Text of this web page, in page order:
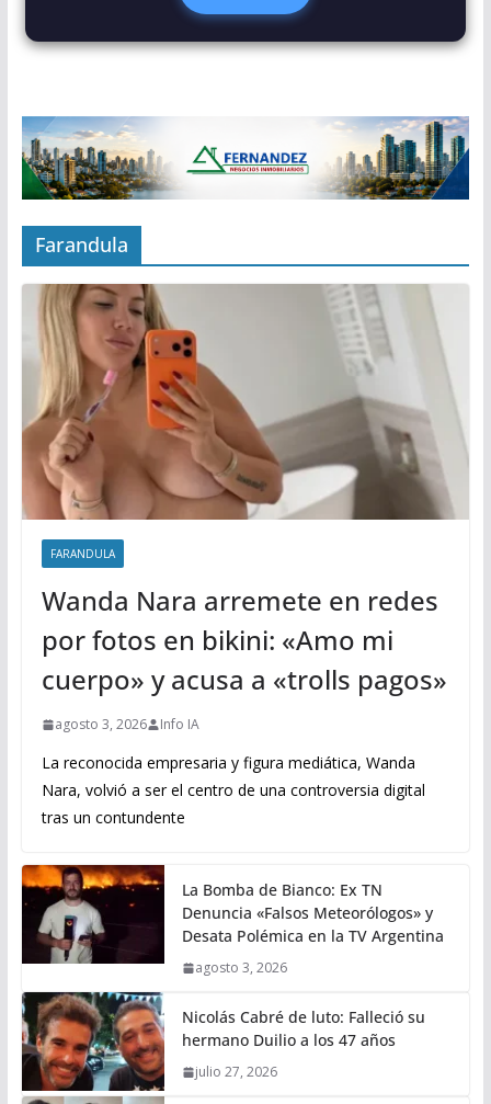
Farandula
FARANDULA
Wanda Nara arremete en redes
por fotos en bikini: «Amo mi
cuerpo» y acusa a «trolls pagos»
agosto 3, 2026 Info IA
La reconocida empresaria y figura mediática, Wanda
Nara, volvió a ser el centro de una controversia digital
tras un contundente
La Bomba de Bianco: Ex TN
Denuncia «Falsos Meteorólogos» y
Desata Polémica en la TV Argentina
agosto 3, 2026
Nicolás Cabré de luto: Falleció su
hermano Duilio a los 47 años
julio 27, 2026